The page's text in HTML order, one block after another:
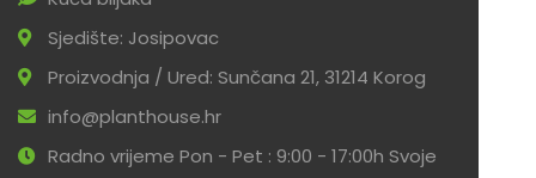
Sjedište: Josipovac
Proizvodnja / Ured: Sunčana 21, 31214 Korog
info@planthouse.hr
Radno vrijeme Pon - Pet : 9:00 - 17:00h Svoje